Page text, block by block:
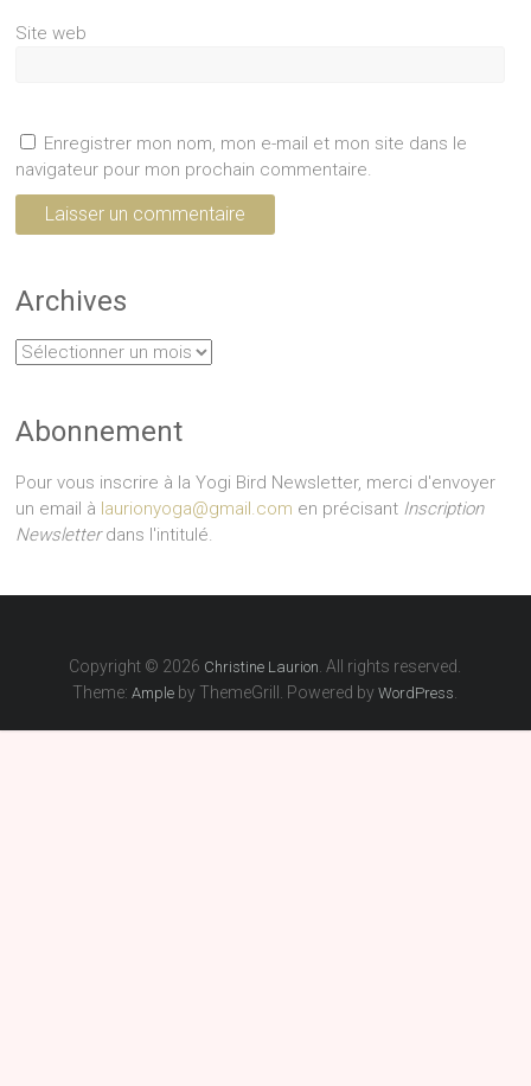
Site web
Enregistrer mon nom, mon e-mail et mon site dans le
navigateur pour mon prochain commentaire.
Archives
Archives
Abonnement
Pour vous inscrire à la Yogi Bird Newsletter, merci d'envoyer
un email à laurionyoga@gmail.com en précisant Inscription
Newsletterdans l'intitulé.
Copyright © 2026 Christine Laurion . All rights reserved.
Theme:Ample by ThemeGrill. Powered byWordPress